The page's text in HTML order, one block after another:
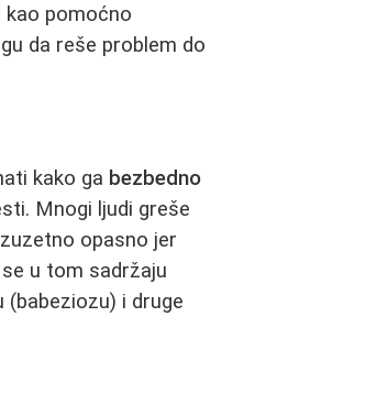
kao pomoćno
da reše problem do
kako ga bezbedno
Mnogi ljudi greše
opasno jer
u tom sadržaju
i druge